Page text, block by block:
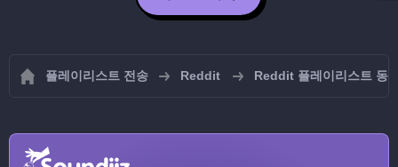
플레이리스트 전송 Reddit Reddit 플레이리스트 동